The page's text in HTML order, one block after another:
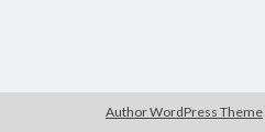
Author WordPress Theme